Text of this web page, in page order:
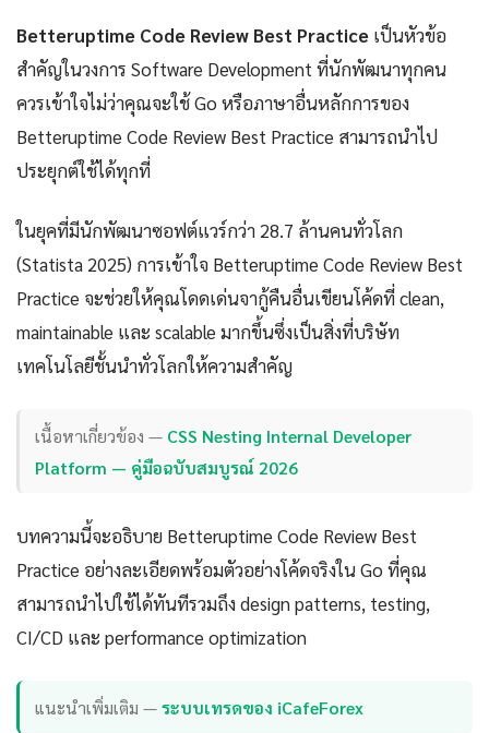
Betteruptime Code Review Best Practice เป็นหัวข้อ
สำคัญในวงการ Software Development ที่นักพัฒนาทุกคน
ควรเข้าใจไม่ว่าคุณจะใช้ Go หรือภาษาอื่นหลักการของ
Betteruptime Code Review Best Practice สามารถนำไป
ประยุกต์ใช้ได้ทุกที่
ในยุคที่มีนักพัฒนาซอฟต์แวร์กว่า 28.7 ล้านคนทั่วโลก
(Statista 2025) การเข้าใจ Betteruptime Code Review Best
Practice จะช่วยให้คุณโดดเด่นจากู้คืนอื่นเขียนโค้ดที่ clean,
maintainable และ scalable มากขึ้นซึ่งเป็นสิ่งที่บริษัท
เทคโนโลยีชั้นนำทั่วโลกให้ความสำคัญ
เนื้อหาเกี่ยวข้อง — CSS Nesting Internal Developer
Platform — คู่มือฉบับสมบูรณ์ 2026
บทความนี้จะอธิบาย Betteruptime Code Review Best
Practice อย่างละเอียดพร้อมตัวอย่างโค้ดจริงใน Go ที่คุณ
สามารถนำไปใช้ได้ทันทีรวมถึง design patterns, testing,
CI/CD และ performance optimization
แนะนำเพิ่มเติม —ระบบเทรดของ iCafeForex